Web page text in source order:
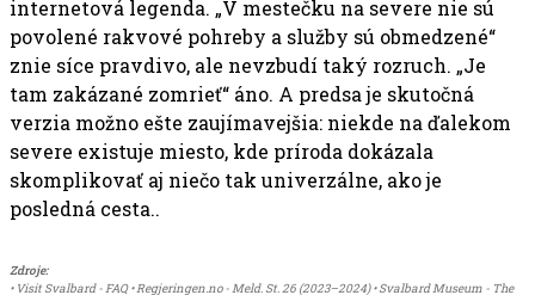
internetová legenda. „V mestečku na severe nie sú
povolené rakvové pohreby a služby sú obmedzené“
znie síce pravdivo, ale nevzbudí taký rozruch. „Je
tam zakázané zomrieť“ áno. A predsa je skutočná
verzia možno ešte zaujímavejšia: niekde na ďalekom
severe existuje miesto, kde príroda dokázala
skomplikovať aj niečo tak univerzálne, ako je
posledná cesta..
Zdroje:
• Visit Svalbard - FAQ • Regjeringen.no - Meld. St. 26 (2023–2024) • Svalbard Museum - The